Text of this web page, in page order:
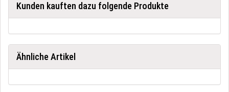
Kunden kauften dazu folgende Produkte
Ähnliche Artikel